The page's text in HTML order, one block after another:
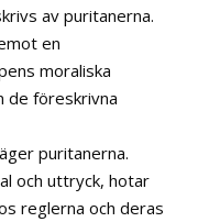
av puritanerna.
en
moraliska
de föreskrivna
puritanerna.
och uttryck, hotar
reglerna och deras